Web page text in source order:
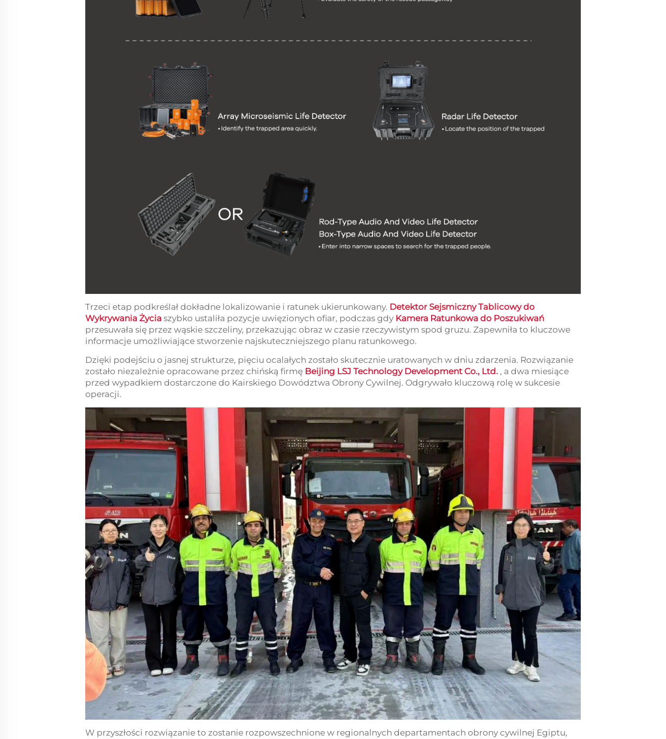
Trzeci etap podkreślał dokładne lokalizowanie i ratunek ukierunkowany. Detektor Sejsmiczny Tablicowy do
Wykrywania Życia szybko ustaliła pozycje uwięzionych ofiar, podczas gdy Kamera Ratunkowa do Poszukiwań
przesuwała się przez wąskie szczeliny, przekazując obraz w czasie rzeczywistym spod gruzu. Zapewniła to kluczowe
informacje umożliwiające stworzenie najskuteczniejszego planu ratunkowego.
Dzięki podejściu o jasnej strukturze, pięciu ocalałych zostało skutecznie uratowanych w dniu zdarzenia. Rozwiązanie
zostało niezależnie opracowane przez chińską firmę Beijing LSJ Technology Development Co., Ltd. , a dwa miesiące
przed wypadkiem dostarczone do Kairskiego Dowództwa Obrony Cywilnej. Odgrywało kluczową rolę w sukcesie
operacji.
W przyszłości rozwiązanie to zostanie rozpowszechnione w regionalnych departamentach obrony cywilnej Egiptu,